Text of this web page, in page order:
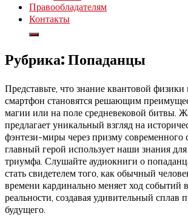
Правообладателям
Контакты
Рубрика:Попаданцы
Представьте, что знание квантовой
смартфон становятся решающим
магии или на поле средневековой битвы.
предлагает уникальный взгляд на
фэнтези-миры через призму современного
главный герой использует наши знания
триумфа. Слушайте аудиокниги о
стать свидетелем того, как обычный
времени кардинально меняет ход событий
реальности, создавая удивительный сплав
будущего.